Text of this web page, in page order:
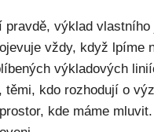
výklad vlastního
vždy, když lpíme
výkladových
kdo rozhodují o
kde máme